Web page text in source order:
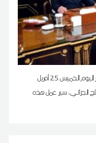
تناول رئيس الجمهورية قيس سعيّد في اللقاء الذي جمعه، ظهر اليوم الخميس 25 أفريل
الجزائي، سير عمل هذه